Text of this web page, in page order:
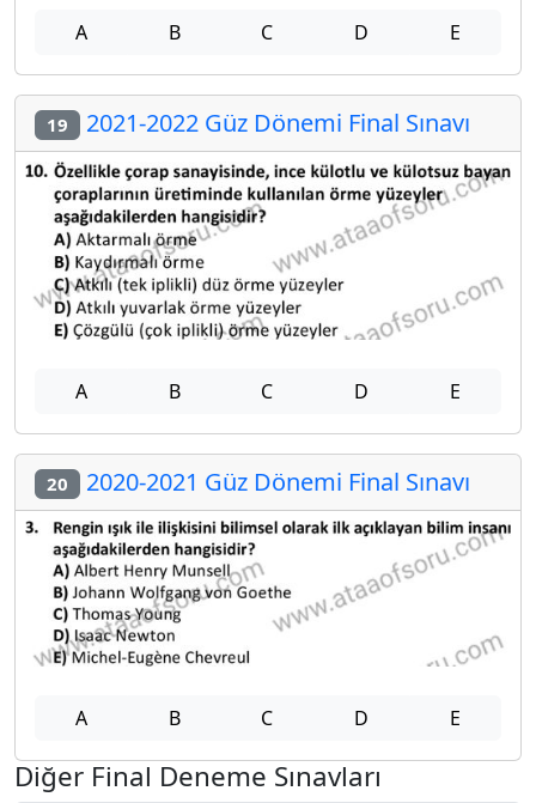
A B C D E
19 2021-2022 Güz Dönemi Final Sınavı
A B C D E
20 2020-2021 Güz Dönemi Final Sınavı
A B C D E
Diğer Final Deneme Sınavları